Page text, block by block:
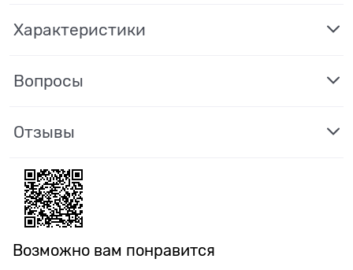
Характеристики
Вопросы
Отзывы
Возможно вам понравится